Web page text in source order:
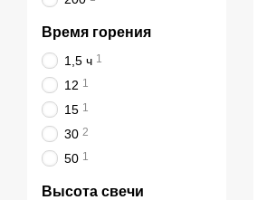
Время горения
1,5 ч 1
12 1
15 1
30 2
50 1
Высота свечи